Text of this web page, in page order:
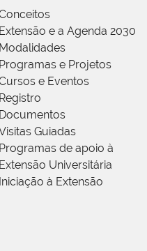
Extensão e a Agenda 2030
Modalidades
Programas e Projetos
e Eventos
Registro
Documentos
Guiadas
Programas de apoio à
Extensão Universitária
Iniciação à Extensão